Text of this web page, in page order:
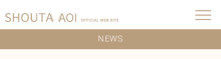
NEWS